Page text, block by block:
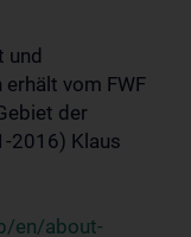
und
vom FWF
der
2016) Klaus
en/about-